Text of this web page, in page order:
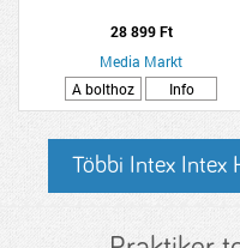
28 899 Ft
Media Markt
A bolthoz
Info
Többi Intex Intex